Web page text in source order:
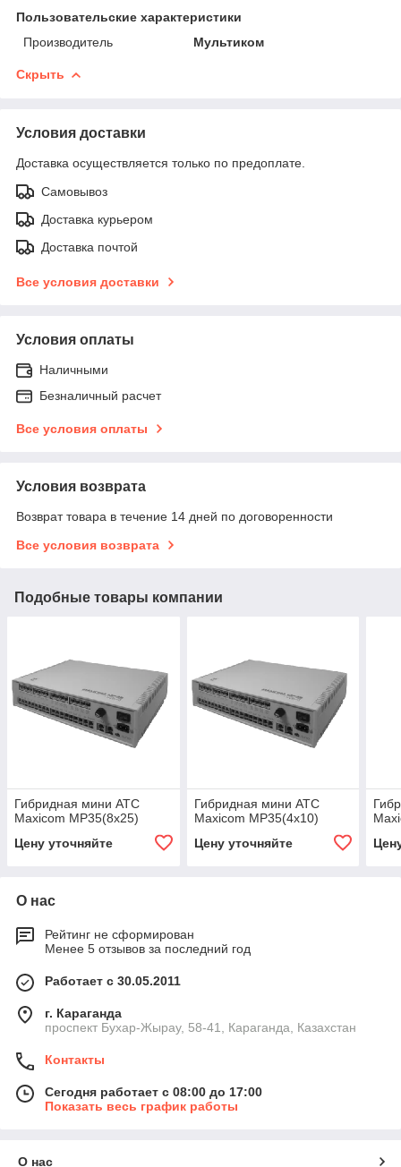
Пользовательские характеристики
Производитель
Мультиком
Скрыть
Условия доставки
Доставка осуществляется только по предоплате.
Самовывоз
Доставка курьером
Доставка почтой
Все условия доставки
Условия оплаты
Наличными
Безналичный расчет
Все условия оплаты
Условия возврата
Возврат товара в течение 14 дней по договоренности
Все условия возврата
Подобные товары компании
Гибридная мини АТС
Maxicom MP35(8х25)
Цену уточняйте
Гибридная мини АТС
Maxicom MP35(4х10)
Цену уточняйте
О нас
Рейтинг не сформирован
Менее 5 отзывов за последний год
Работает с 30.05.2011
г. Караганда
проспект Бухар-Жырау, 58-41, Караганда, Казахстан
Контакты
Сегодня работает с 08:00 до 17:00
Показать весь график работы
О нас